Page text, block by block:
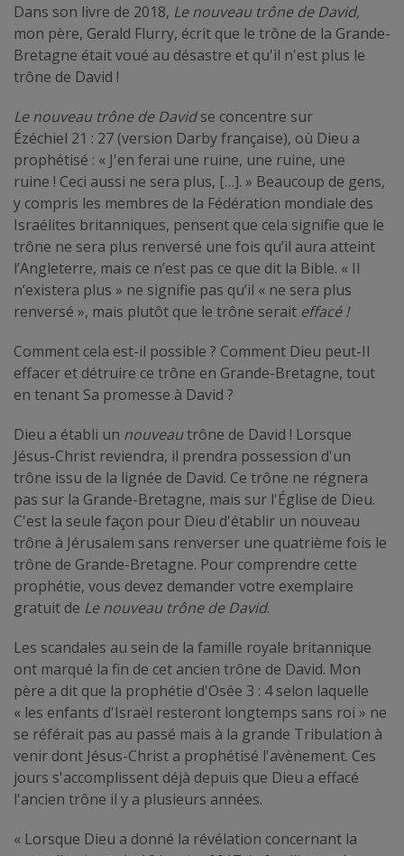
Dans son livre de 2018, Le nouveau trône de David,
mon père, Gerald Flurry, écrit que le trône de la Grande-
Bretagne était voué au désastre et qu'il n'est plus le
trône de David !
Le nouveau trône de Davidse concentre sur
Ézéchiel 21 : 27 (version Darby française), où Dieu a
prophétisé : « J'en ferai une ruine, une ruine, une
ruine ! Ceci aussi ne sera plus, […]. » Beaucoup de gens,
y compris les membres de la Fédération mondiale des
Israélites britanniques, pensent que cela signifie que le
trône ne sera plus renversé une fois qu’il aura atteint
l’Angleterre, mais ce n’est pas ce que dit la Bible. « Il
n’existera plus » ne signifie pas qu’il « ne sera plus
renversé », mais plutôt que le trône serait effacé !
Comment cela est-il possible ? Comment Dieu peut-Il
effacer et détruire ce trône en Grande-Bretagne, tout
en tenant Sa promesse à David ?
Dieu a établi un nouveautrône de David ! Lorsque
Jésus-Christ reviendra, il prendra possession d'un
trône issu de la lignée de David. Ce trône ne régnera
pas sur la Grande-Bretagne, mais sur l'Église de Dieu.
C'est la seule façon pour Dieu d'établir un nouveau
trône à Jérusalem sans renverser une quatrième fois le
trône de Grande-Bretagne. Pour comprendre cette
prophétie, vous devez demander votre exemplaire
gratuit de Le nouveau trône de David.
Les scandales au sein de la famille royale britannique
ont marqué la fin de cet ancien trône de David. Mon
père a dit que la prophétie d'Osée 3 : 4 selon laquelle
« les enfants d'Israël resteront longtemps sans roi » ne
se référait pas au passé mais à la grande Tribulation à
venir dont Jésus-Christ a prophétisé l'avènement. Ces
jours s'accomplissent déjà depuis que Dieu a effacé
l'ancien trône il y a plusieurs années.
« Lorsque Dieu a donné la révélation concernant la